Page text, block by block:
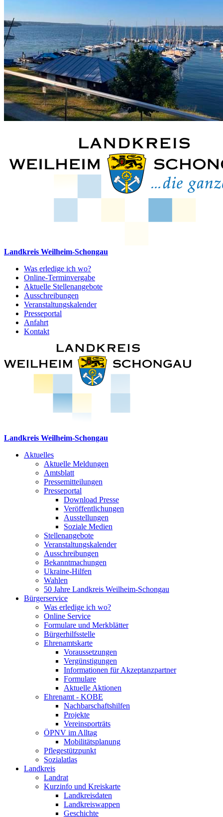
Landkreis Weilheim-Schongau
Was erledige ich wo?
Online-Terminvergabe
Aktuelle Stellenangebote
Ausschreibungen
Veranstaltungskalender
Presseportal
Anfahrt
Kontakt
Landkreis Weilheim-Schongau
Aktuelles
Aktuelle Meldungen
Amtsblatt
Pressemitteilungen
Presseportal
Download Presse
Veröffentlichungen
Ausstellungen
Soziale Medien
Stellenangebote
Veranstaltungskalender
Ausschreibungen
Bekanntmachungen
Ukraine-Hilfen
Wahlen
50 Jahre Landkreis Weilheim-Schongau
Bürgerservice
Was erledige ich wo?
Online Service
Formulare und Merkblätter
Bürgerhilfsstelle
Ehrenamtskarte
Voraussetzungen
Vergünstigungen
Informationen für Akzeptanzpartner
Formulare
Aktuelle Aktionen
Ehrenamt - KOBE
Nachbarschaftshilfen
Projekte
Vereinsporträts
ÖPNV im Alltag
Mobilitätsplanung
Pflegestützpunkt
Sozialatlas
Landkreis
Landrat
Kurzinfo und Kreiskarte
Landkreisdaten
Landkreiswappen
Geschichte